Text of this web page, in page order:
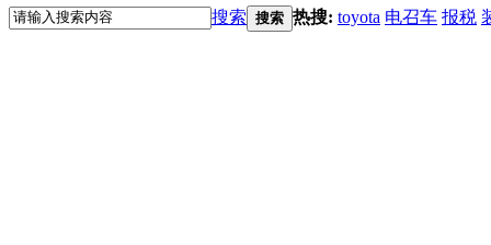
搜索 搜索 热搜: toyota 电召车 报税